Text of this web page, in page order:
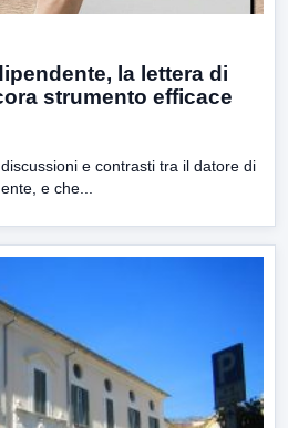
la lettera di
strumento efficace
e contrasti tra il datore di
e che...